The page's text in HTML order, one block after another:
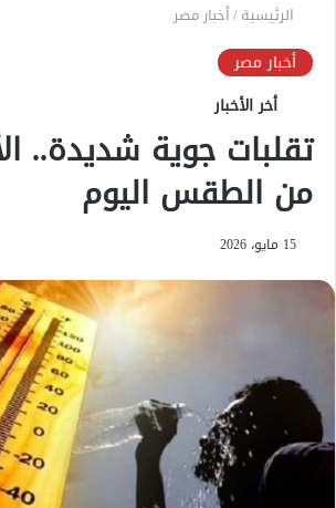
الرئيسية/أخبار مصر
أخبار مصر
أخر الأخبار
تقلبات جوية شديدة..
من الطقس اليوم
15 مايو، 2026